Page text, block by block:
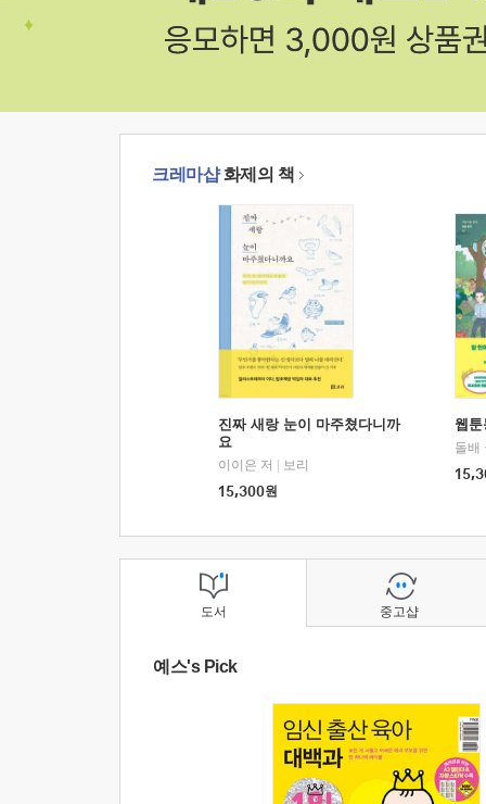
크레마샵화제의 책
진짜 새랑 눈이 마주쳤다니까
요
이이은 저
보리
15,300원
웹
돌배
도서
예스's Pick
중고샵